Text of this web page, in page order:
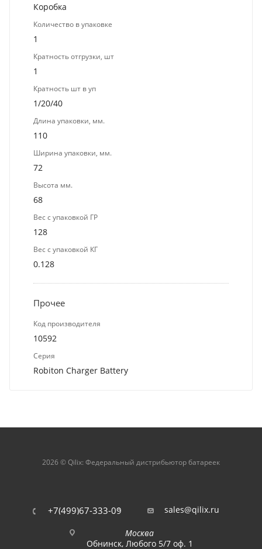
Коробка
Количество в упаковке
1
Кратность отгрузки, шт
1
Кратность шт в уп
1/20/40
Длина упаковки, мм.
110
Ширина упаковки, мм.
72
Высота мм.
68
Вес с упаковкой ГР
128
Вес с упаковкой КГ
0.128
Прочее
Код производителя
10592
Серия
Robiton Charger Battery
2026 © Qilix: Федеральный дистрибьютор батареек
+7(499)67-333-09 sales@qilix.ru
Москва
Обнинск, Любого 5/7 оф. 1